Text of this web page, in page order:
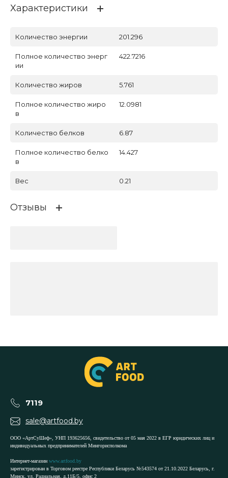
Характеристики
Количество энергии 201.296
Полное количество энерг
ии
422.7216
Количество жиров 5.761
Полное количество жиро
в
12.0981
Количество белков 6.87
Полное количество белко
в
14.427
Вес 0.21
Отзывы
7119
sale@artfood.by
ООО «АртСуШеф», УНП 193625656, свидетельство от 05 мая 2022 в ЕГР юридических лиц и
индивидуальных предпринимателей Мингорисполкома
Интернет-магазин www.artfood.by
зарегистрирован в Торговом реестре Республики Беларусь №543574 от 21.10.2022 Беларусь, г.
Минск, ул. Радиальная, д.11Б/5, офис 2